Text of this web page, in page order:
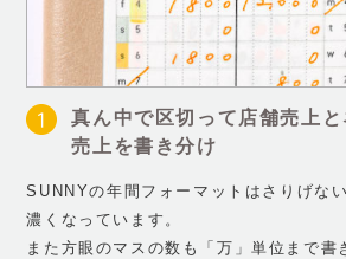
真ん中で区切って店舗売上
売上を書き分け
SUNNYの年間フォーマットはさりげな
濃くなっています。
また方眼のマスの数も「万」単位まで書